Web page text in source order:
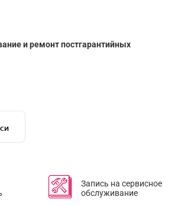
и ремонт постгарантийных
Запись на сервисное
обслуживание